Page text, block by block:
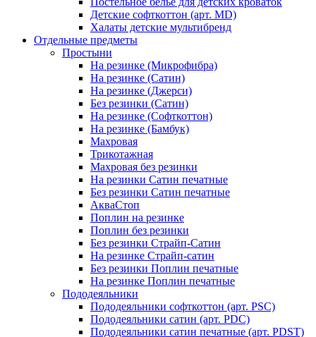
Детские софткоттон (арт. MD)
Халаты детские мультибренд
Отдельные предметы
Простыни
На резинке (Микрофибра)
На резинке (Сатин)
На резинке (Джерси)
Без резинки (Сатин)
На резинке (Софткоттон)
На резинке (Бамбук)
Махровая
Трикотажная
Махровая без резинки
На резинки Сатин печатные
Без резинки Сатин печатные
АкваСтоп
Поплин на резинке
Поплин без резинки
Без резинки Страйп-Сатин
На резинке Страйп-сатин
Без резинки Поплин печатные
На резинке Поплин печатные
Пододеяльники
Пододеяльники софткоттон (арт. PSC)
Пододеяльники сатин (арт. PDC)
Пододеяльники сатин печатные (арт. PDST)